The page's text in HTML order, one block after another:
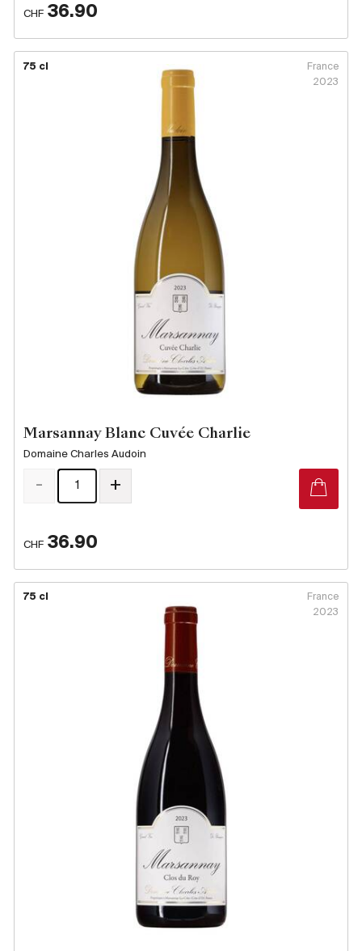
Actualités
Conditions générales
CHF 36.90
75 cl
France
2023
Marsannay Blanc Cuvée Charlie
Domaine Charles Audoin
CHF 36.90
- +
75 cl
France
2023